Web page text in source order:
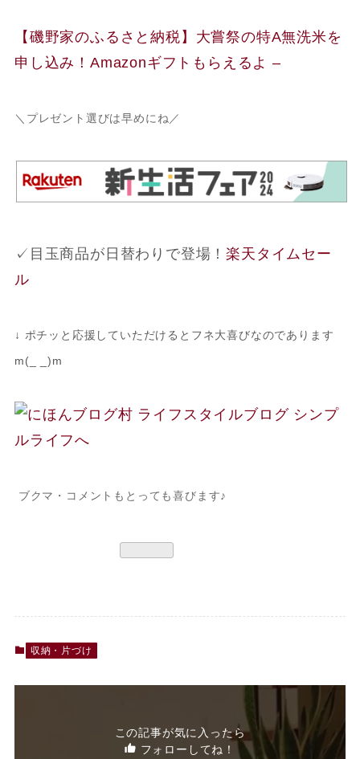
【磯野家のふるさと納税】大嘗祭の特A無洗米を
申し込み！Amazonギフトもらえるよ –
＼プレゼント選びは早めにね／
✓目玉商品が日替わりで登場！楽天タイムセー
ル
↓ ポチッと応援していただけるとフネ大喜びなのであります
m(_ _)m
ブクマ・コメントもとっても喜びます♪
収納・片づけ
この記事が気に入ったら
フォローしてね！